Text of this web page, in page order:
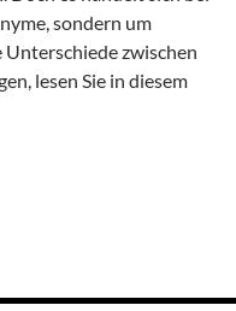
sondern um
zwischen
lesen Sie in diesem
sind die Unterschiede